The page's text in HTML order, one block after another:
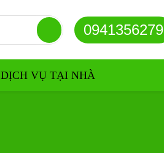
0941356279
DỊCH VỤ TẠI NHÀ